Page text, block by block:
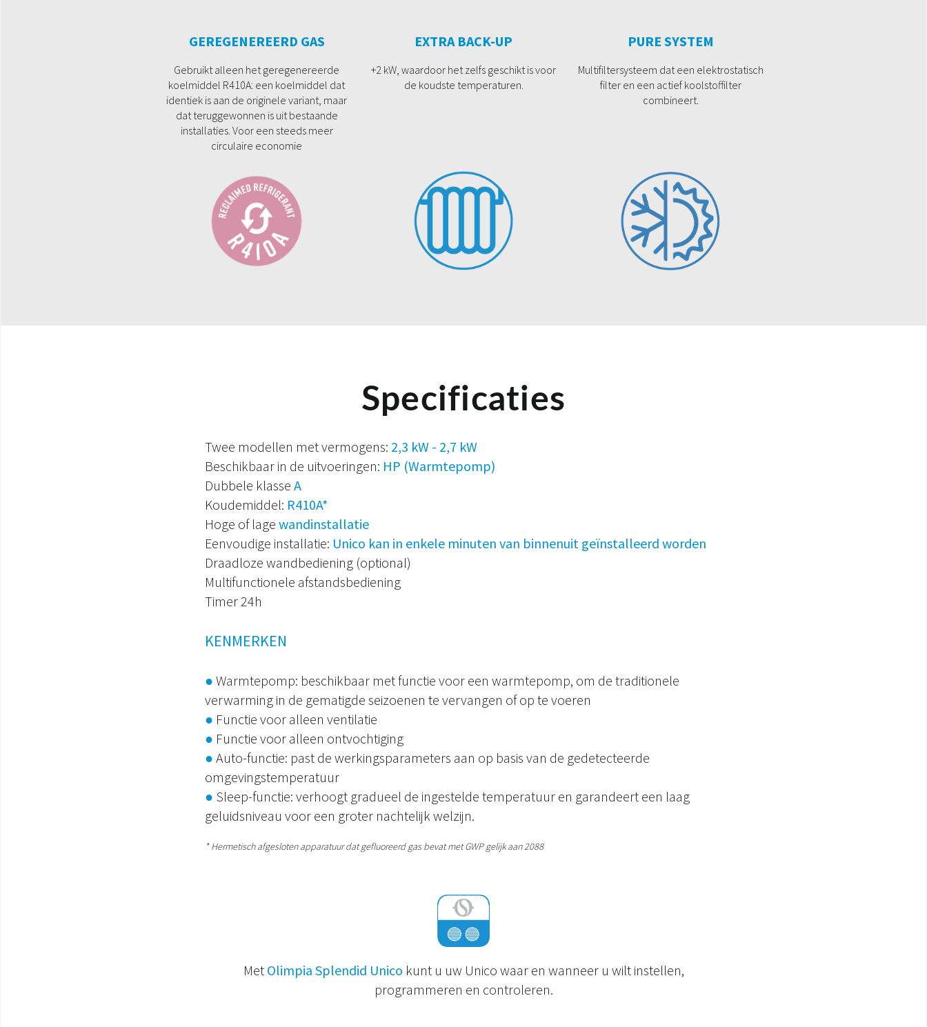
GEREGENEREERD GAS
Gebruikt alleen het geregenereerde
koelmiddel R410A: een koelmiddel dat
identiek is aan de originele variant, maar
dat teruggewonnen is uit bestaande
installaties. Voor een steeds meer
circulaire economie
EXTRA BACK-UP
+2 kW, waardoor het zelfs geschikt is voor
de koudste temperaturen.
PURE SYSTEM
Multifiltersysteem dat een elektrostatisch
filter en een actief koolstoffilter
combineert.
Specificaties
Twee modellen met vermogens: 2,3 kW - 2,7 kW
Beschikbaar in de uitvoeringen: HP (Warmtepomp)
Dubbele klasse A
Koudemiddel: R410A*
Hoge of lage wandinstallatie
Eenvoudige installatie: Unico kan in enkele minuten van binnenuit geïnstalleerd worden
Draadloze wandbediening (optional)
Multifunctionele afstandsbediening
Timer 24h
KENMERKEN
● Warmtepomp: beschikbaar met functie voor een warmtepomp, om de traditionele
verwarming in de gematigde seizoenen te vervangen of op te voeren
● Functie voor alleen ventilatie
● Functie voor alleen ontvochtiging
● Auto-functie: past de werkingsparameters aan op basis van de gedetecteerde
omgevingstemperatuur
● Sleep-functie: verhoogt gradueel de ingestelde temperatuur en garandeert een laag
geluidsniveau voor een groter nachtelijk welzijn.
* Hermetisch afgesloten apparatuur dat gefluoreerd gas bevat met GWP gelijk aan 2088
Met Olimpia Splendid Unico kunt u uw Unico waar en wanneer u wilt instellen,
programmeren en controleren.